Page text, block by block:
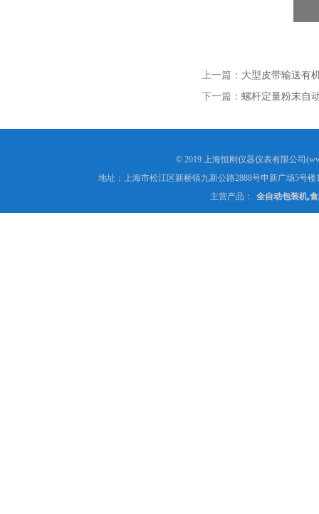
上一篇： 大型皮带输送有
下一篇： 螺杆定量粉末自
© 2019 上海恒刚仪器仪表有限公司
地址：上海市松江区新桥镇九新公路2888号申新广场5号楼
主营产品：
全自动包装机,